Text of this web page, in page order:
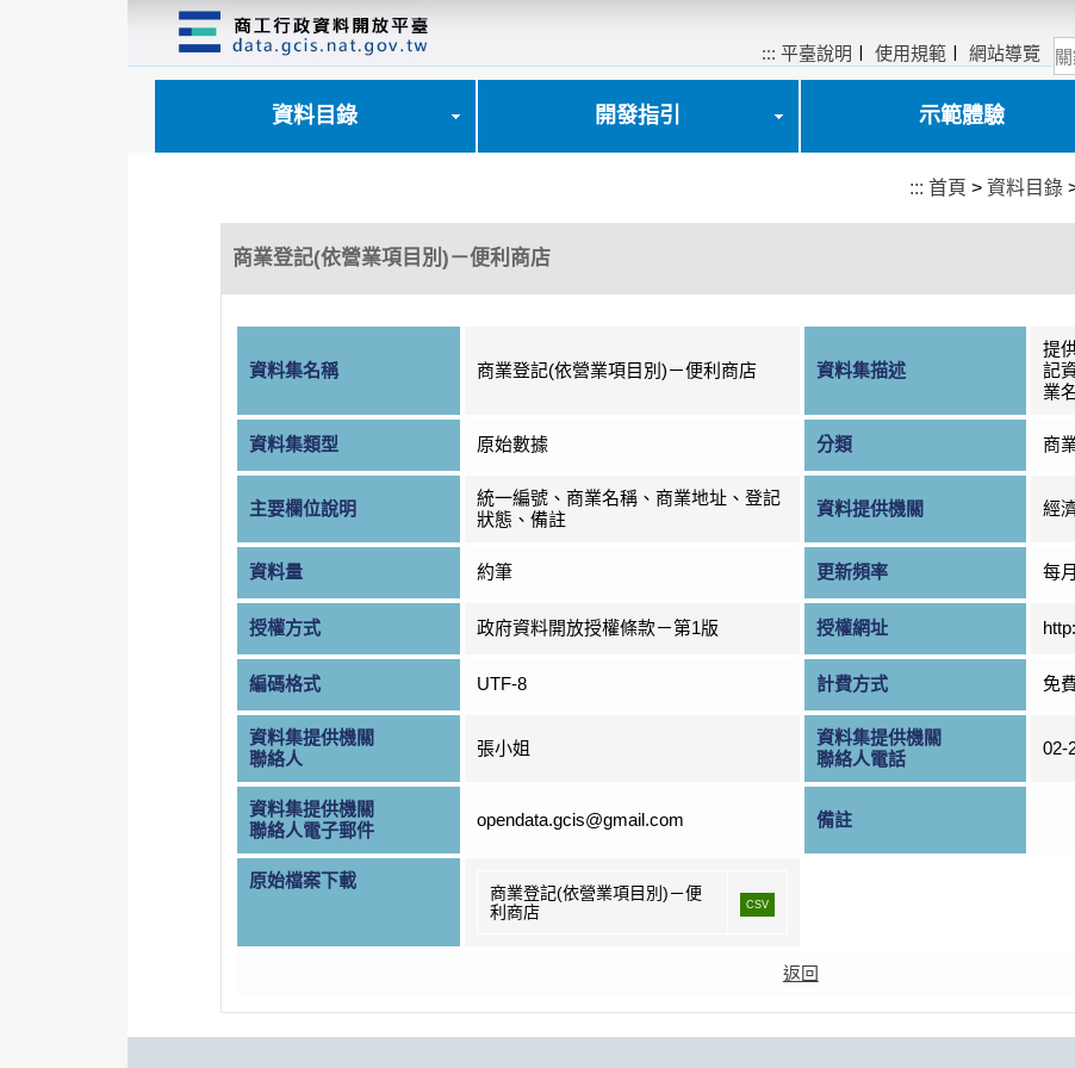
::: 平臺說明 〡使用規範 〡網站導覽
資料目錄 開發指引 示範體驗
::: 首頁 >資料目錄
商業登記(依營業項目別)－便利商店
資料集名稱 商業登記(依營業項目別)－便利商店 資料集描述
提
記
業
資料集類型 原始數據 分類 商
主要欄位說明
統一編號、商業名稱、商業地址、登記
狀態、備註
資料提供機關 經
資料量 約筆 更新頻率 每月
授權方式 政府資料開放授權條款－第1版 授權網址
編碼格式 UTF-8 計費方式 免
資料集提供機關
聯絡人
張小姐
資料集提供機關
聯絡人電話
02-
資料集提供機關
聯絡人電子郵件
opendata.gcis@gmail.com 備註
原始檔案下載
商業登記(依營業項目別)－便
利商店
CSV
返回